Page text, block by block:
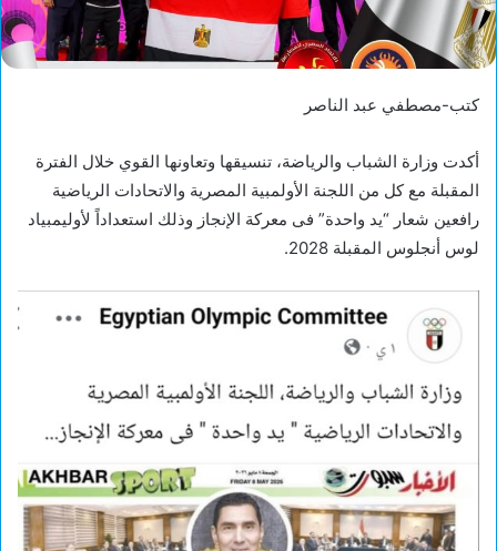
كتب-مصطفي عبد الناصر
أكدت وزارة الشباب والرياضة، تنسيقها وتعاونها القوي خلال الفترة
المقبلة مع كل من اللجنة الأولمبية المصرية والاتحادات الرياضية
رافعين شعار “يد واحدة” فى معركة الإنجاز وذلك استعداداً لأوليمبياد
لوس أنجلوس المقبلة 2028.